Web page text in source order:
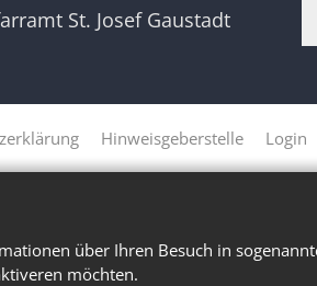
über Ihren Besuch in
möchten.
St. Josef Gaustadt
Hinweisgeberstelle Login